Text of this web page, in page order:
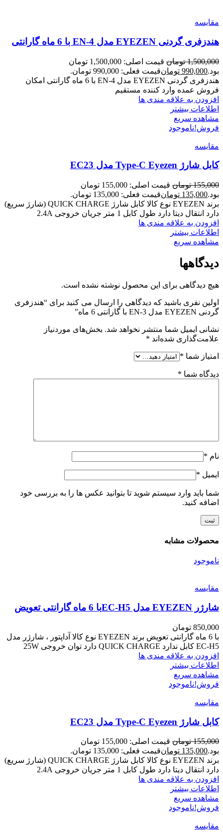
مقایسه
هندزفری گردنی EYEZEN مدل EN-4 با 6 ماه گارانتی
1,500,000 تومان
قیمت اصلی: 1,500,000 تومان
بود.990,000 تومانقیمت فعلی: 990,000 تومان.
هندزفری گردنی EYEZEN مدل EN-4 با 6 ماه گارانتی امکان
فروش عمده وارد کننده مستقیم
افزودن به علاقه مندی ها
اطلاعات بیشتر
مشاهده سریع
فروش!ناموجود
مقایسه
کابل شارژ Type-C Eyezen مدل EC23
155,000 تومان
قیمت اصلی: 155,000 تومان
بود.135,000 تومانقیمت فعلی: 135,000 تومان.
برند EYEZEN نوع کالا کابل شارژ QUICK CHARGE (شارژ سریع)
دارد انتقال دیتا دارد طول کابل 1 متر جریان خروجی 2.4A
افزودن به علاقه مندی ها
اطلاعات بیشتر
مشاهده سریع
دیدگاهها
هیچ دیدگاهی برای این محصول نوشته نشده است.
اولین نفری باشید که دیدگاهی را ارسال می کنید برای “هندزفری
گردنی EYEZEN مدل EN-3 با گارانتی 6 ماه”
نشانی ایمیل شما منتشر نخواهد شد. بخش‌های موردنیاز
علامت‌گذاری شده‌اند *
امتیاز شما *
دیدگاه شما *
نام *
ایمیل *
شما باید وارد سیستم شوید تا بتوانید عکس ها را به بررسی خود
اضافه کنید.
محصولات مشابه
ناموجود
مقایسه
شارژر EYEZEN مدل EC-H5با 6 ماه گارانتی تعویض
850,000 تومان
با 6 ماه گارانتی تعویض برند EYEZEN نوع کالا آداپتور ، شارژر مدل
EC-H5 کابل ندارد QUICK CHARGE دارد توان خروجی 25W
افزودن به علاقه مندی ها
اطلاعات بیشتر
مشاهده سریع
فروش!ناموجود
مقایسه
کابل شارژ Type-C Eyezen مدل EC23
155,000 تومان
قیمت اصلی: 155,000 تومان
بود.135,000 تومانقیمت فعلی: 135,000 تومان.
برند EYEZEN نوع کالا کابل شارژ QUICK CHARGE (شارژ سریع)
دارد انتقال دیتا دارد طول کابل 1 متر جریان خروجی 2.4A
افزودن به علاقه مندی ها
اطلاعات بیشتر
مشاهده سریع
فروش!ناموجود
مقایسه